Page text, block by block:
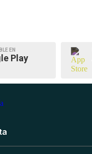
EN
Play